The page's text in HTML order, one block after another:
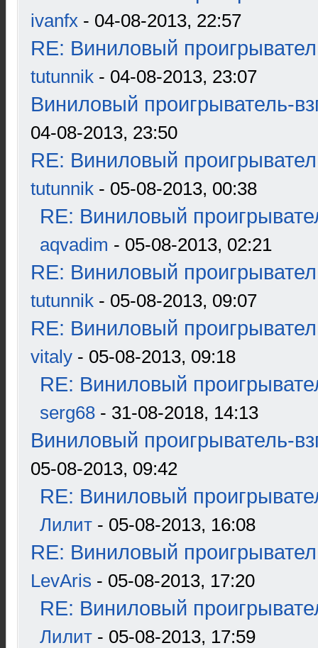
ivanfx - 04-08-2013, 22:57
RE: Виниловый
tutunnik - 04-08-2013, 23:07
Виниловый проигрыватель-
04-08-2013, 23:50
RE: Виниловый
tutunnik - 05-08-2013, 00:38
RE: Виниловый
aqvadim - 05-08-2013, 02:21
RE: Виниловый
tutunnik - 05-08-2013, 09:07
RE: Виниловый
vitaly - 05-08-2013, 09:18
RE: Виниловый
serg68 - 31-08-2018, 14:13
Виниловый проигрыватель-
05-08-2013, 09:42
RE: Виниловый
Лилит - 05-08-2013, 16:08
RE: Виниловый
LevAris - 05-08-2013, 17:20
RE: Виниловый
Лилит - 05-08-2013, 17:59